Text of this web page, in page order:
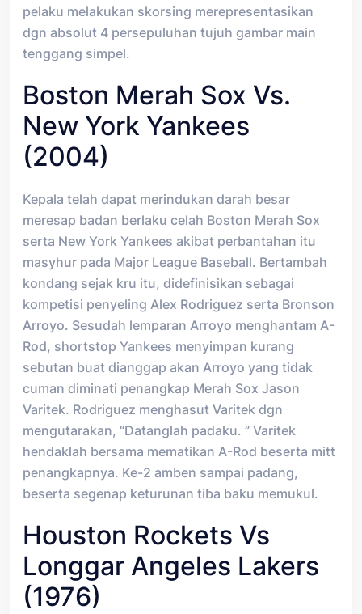
pelaku melakukan skorsing merepresentasikan
dgn absolut 4 persepuluhan tujuh gambar main
tenggang simpel.
Boston Merah Sox Vs.
New York Yankees
(2004)
Kepala telah dapat merindukan darah besar
meresap badan berlaku celah Boston Merah Sox
serta New York Yankees akibat perbantahan itu
masyhur pada Major League Baseball. Bertambah
kondang sejak kru itu, didefinisikan sebagai
kompetisi penyeling Alex Rodriguez serta Bronson
Arroyo. Sesudah lemparan Arroyo menghantam A-
Rod, shortstop Yankees menyimpan kurang
sebutan buat dianggap akan Arroyo yang tidak
cuman diminati penangkap Merah Sox Jason
Varitek. Rodriguez menghasut Varitek dgn
mengutarakan, “Datanglah padaku. ” Varitek
hendaklah bersama mematikan A-Rod beserta mitt
penangkapnya. Ke-2 amben sampai padang,
beserta segenap keturunan tiba baku memukul.
Houston Rockets Vs
Longgar Angeles Lakers
(1976)